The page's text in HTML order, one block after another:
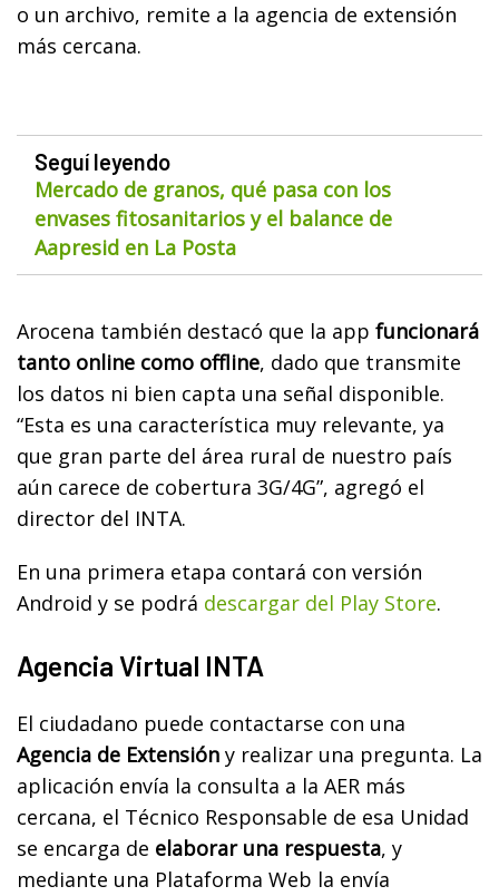
o un archivo, remite a la agencia de extensión
más cercana.
Seguí leyendo
Mercado de granos, qué pasa con los
envases fitosanitarios y el balance de
Aapresid en La Posta
Arocena también destacó que la app funcionará
tanto online como offline, dado que transmite
los datos ni bien capta una señal disponible.
“Esta es una característica muy relevante, ya
que gran parte del área rural de nuestro país
aún carece de cobertura 3G/4G”, agregó el
director del INTA.
En una primera etapa contará con versión
Android y se podrá descargar del Play Store.
Agencia Virtual INTA
El ciudadano puede contactarse con una
Agencia de Extensión y realizar una pregunta. La
aplicación envía la consulta a la AER más
cercana, el Técnico Responsable de esa Unidad
se encarga de elaborar una respuesta, y
mediante una Plataforma Web la envía